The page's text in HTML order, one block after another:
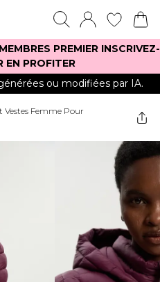
PREMIER INSCRIVEZ-
EN PROFITER
ou modifiées par IA.
Vestes Femme Pour